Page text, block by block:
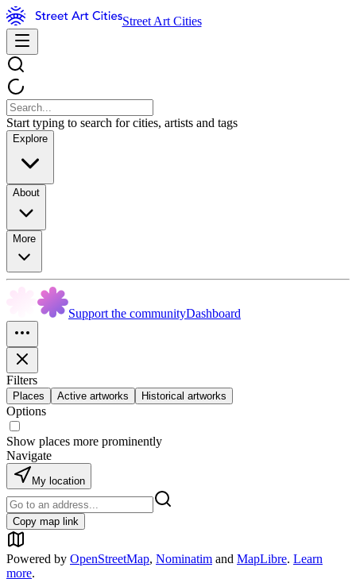
Street Art Cities
Start typing to search for cities, artists and tags
Explore
About
More
Support the communityDashboard
Filters
Places Active artworks Historical artworks
Options
Show places more prominently
Navigate
My location
Copy map link
Powered by OpenStreetMap, Nominatim and MapLibre. Learn
more.